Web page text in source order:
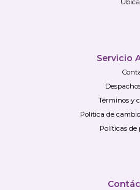
Servicio
Términos y
Política de
Políticas de